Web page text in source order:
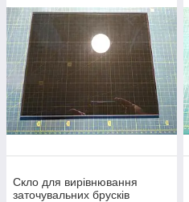
Скло для вирівнювання
заточувальних брусків